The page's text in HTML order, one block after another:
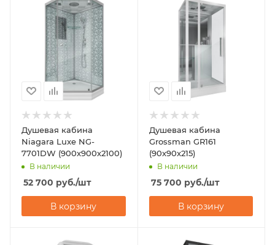
Душевая кабина
Niagara Luxe NG-
7701DW (900x900х2100)
В наличии
52 700 руб./шт
В корзину
Душевая кабина
Grossman GR161
(90x90x215)
В наличии
75 700 руб./шт
В корзину